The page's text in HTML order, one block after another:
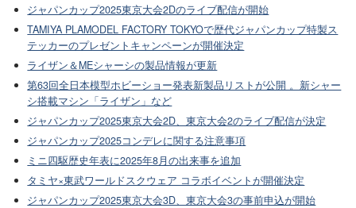
ジャパンカップ2025東京大会2Dのライブ配信が開始
TAMIYA PLAMODEL FACTORY TOKYOで歴代ジャパンカップ特製ス
テッカーのプレゼントキャンペーンが開催決定
ライザン＆MEシャーシの製品情報が更新
第63回全日本模型ホビーショー発表新製品リストが公開 。新シャー
シ搭載マシン「ライザン」など
ジャパンカップ2025東京大会2D、東京大会2のライブ配信が決定
ジャパンカップ2025コンデレに関する注意事項
ミニ四駆歴史年表に2025年8月の出来事を追加
タミヤ×東武ワールドスクウェア コラボイベントが開催決定
ジャパンカップ2025東京大会3D、東京大会3の事前申込が開始